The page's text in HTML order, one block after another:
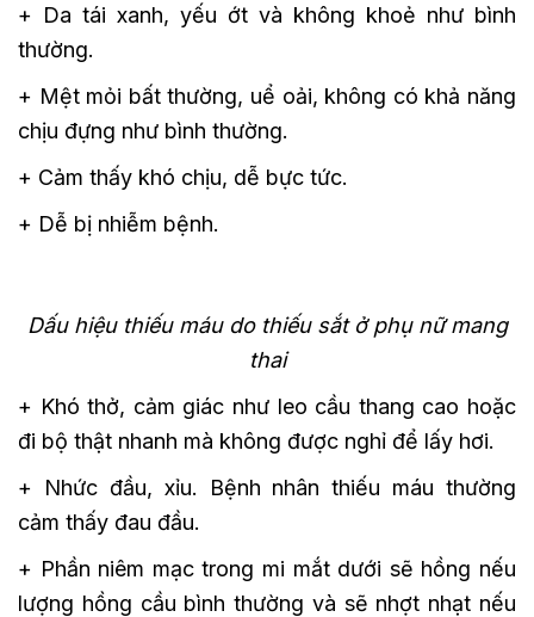
+ Da tái xanh, yếu ớt và không khoẻ như bình
thường.
+ Mệt mỏi bất thường, uể oải, không có khả năng
chịu đựng như bình thường.
+ Cảm thấy khó chịu, dễ bực tức.
+ Dễ bị nhiễm bệnh.
Dấu hiệu thiếu máu do thiếu sắt ở phụ nữ mang
thai
+ Khó thở, cảm giác như leo cầu thang cao hoặc
đi bộ thật nhanh mà không được nghỉ để lấy hơi.
+ Nhức đầu, xỉu. Bệnh nhân thiếu máu thường
cảm thấy đau đầu.
+ Phần niêm mạc trong mi mắt dưới sẽ hồng nếu
lượng hồng cầu bình thường và sẽ nhợt nhạt nếu